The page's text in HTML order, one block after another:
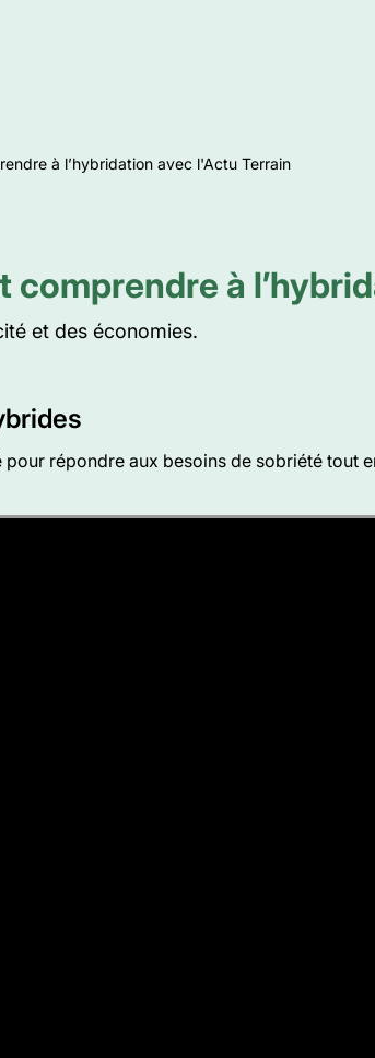
à l’hybridation avec l'Actu Terrain
à
et des économies.
répondre aux besoins de sobriété tout